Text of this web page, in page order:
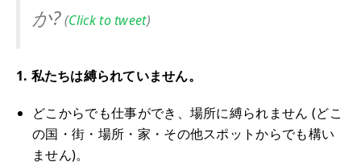
か?(Click to tweet)
1. 私たちは縛られていません。
どこからでも仕事ができ、場所に縛られません (どこ
の国・街・場所・家・その他スポットからでも構い
ません)。